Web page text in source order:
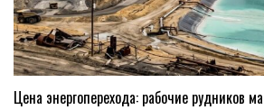
Цена энергоперехода: рабочие рудников